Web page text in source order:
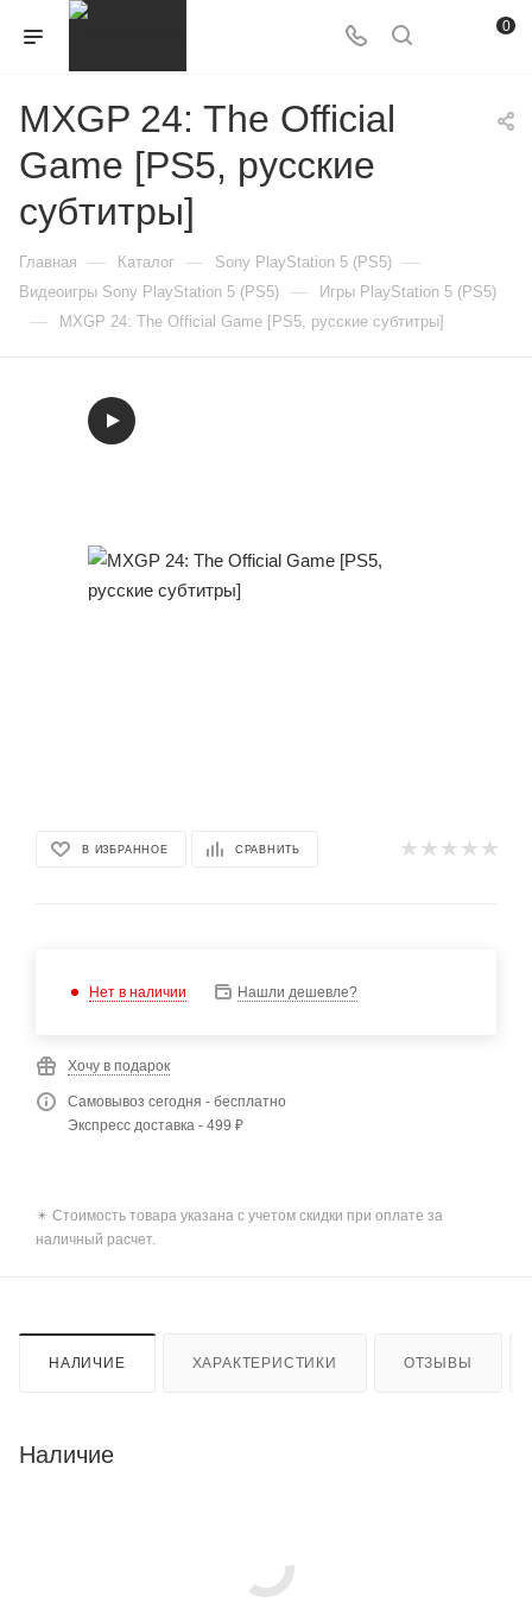
0
MXGP 24: The Official
Game [PS5, русские
субтитры]
Главная — Каталог — Sony PlayStation 5 (PS5) —
Видеоигры Sony PlayStation 5 (PS5) — Игры PlayStation 5 (PS5)
— MXGP 24: The Official Game [PS5, русские субтитры]
В ИЗБРАННОЕ СРАВНИТЬ
Нет в наличии Нашли дешевле?
Хочу в подарок
Самовывоз сегодня - бесплатно
Экспресс доставка - 499 ₽
✴️ Стоимость товара указана с учетом скидки при оплате за
наличный расчет.
НАЛИЧИЕ ХАРАКТЕРИСТИКИ ОТЗЫВЫ
Наличие